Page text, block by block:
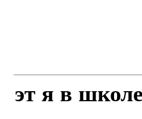
эт я в